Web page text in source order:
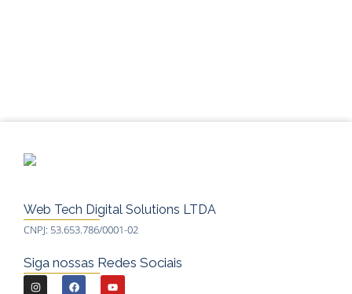
Web Tech Digital Solutions LTDA
CNPJ: 53.653.786/0001-02
Siga nossas Redes Sociais
I
F
Y